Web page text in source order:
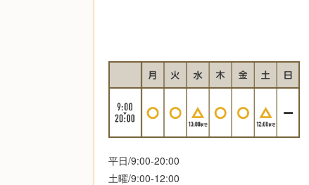
平日/9:00-20:00
土曜/9:00-12:00